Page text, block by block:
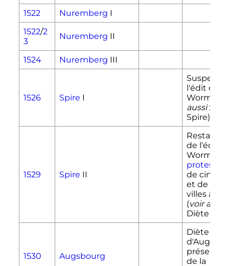
1522
Nuremberg I
1522/2
3
Nuremberg II
1524 Nuremberg III
1526 Spire I
l'édit de
Worms (
aussi :
Spire)
1529 Spire II
de l'édit
Worms,
de cinq
et de
villes à
(voir aussi
Diète de
1530 Augsbourg
Diète
de la